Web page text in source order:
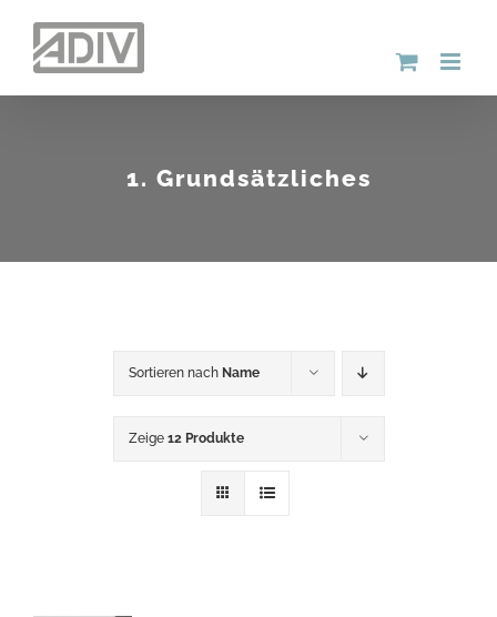
Inhalt
1. Grundsätzliches
Sortieren nach Name
Zeige 12 Produkte